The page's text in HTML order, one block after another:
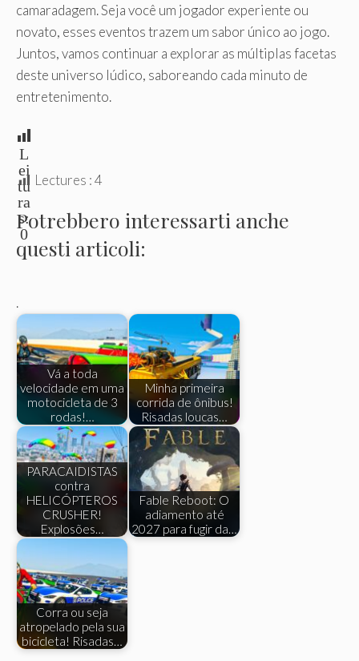
camaradagem. Seja você um jogador experiente ou
novato, esses eventos trazem um sabor único ao jogo.
Juntos, vamos continuar a explorar as múltiplas facetas
deste universo lúdico, saboreando cada minuto de
entretenimento.
L
ei
tu
ra
s:
0
Lectures :4
Potrebbero interessarti anche
questi articoli:
.
Vá a toda
velocidade em uma
motocicleta de 3
rodas!…
Minha primeira
corrida de ônibus!
Risadas loucas…
PARACAIDISTAS
contra
HELICÓPTEROS
CRUSHER!
Explosões…
Fable Reboot: O
adiamento até
2027 para fugir da…
Corra ou seja
atropelado pela sua
bicicleta! Risadas…